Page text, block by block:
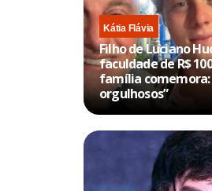
Kátia Flávia
Filho de Luciano
faculdade de R$
família comemora:
orgulhosos”